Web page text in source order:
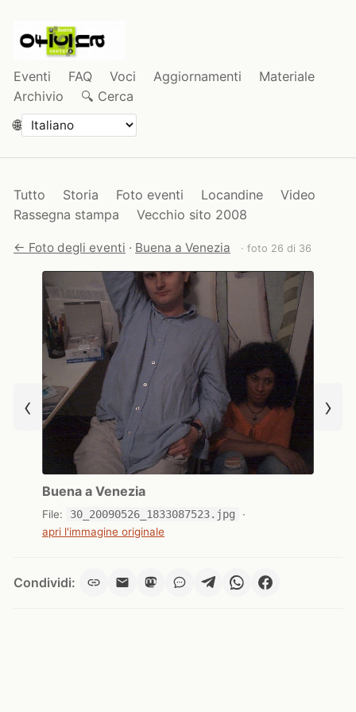
Eventi FAQ Voci Aggiornamenti
Materiale
Archivio
🔍 Cerca
🌐
Tutto Storia Foto eventi Locandine
Video
Rassegna stampa
Vecchio sito 2008
← Foto degli eventi · Buena a Venezia · foto 26 di 36
‹
Buena a Venezia
File: 30_20090526_1833087523.jpg
·
apri l'immagine originale
›
Condividi: